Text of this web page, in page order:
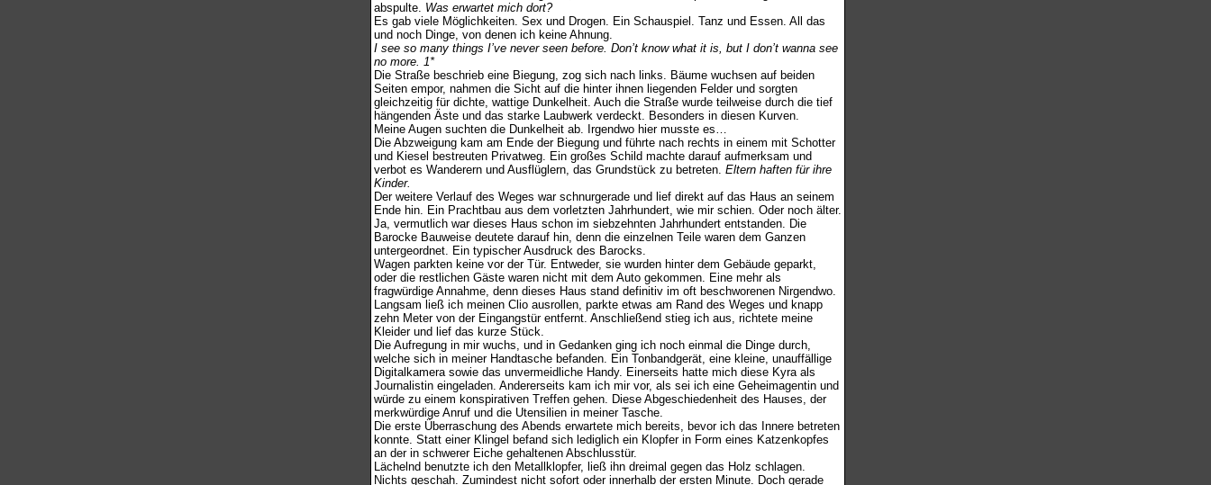
abspulte. Was erwartet mich dort?
Es gab viele Möglichkeiten. Sex und Drogen. Ein Schauspiel. Tanz und Essen. All das
und noch Dinge, von denen ich keine Ahnung.
I see so many things I’ve never seen before. Don’t know what it is, but I don’t wanna see
no more. 1*
Die Straße beschrieb eine Biegung, zog sich nach links. Bäume wuchsen auf beiden
Seiten empor, nahmen die Sicht auf die hinter ihnen liegenden Felder und sorgten
gleichzeitig für dichte, wattige Dunkelheit. Auch die Straße wurde teilweise durch die tief
hängenden Äste und das starke Laubwerk verdeckt. Besonders in diesen Kurven.
Meine Augen suchten die Dunkelheit ab. Irgendwo hier musste es…
Die Abzweigung kam am Ende der Biegung und führte nach rechts in einem mit Schotter
und Kiesel bestreuten Privatweg. Ein großes Schild machte darauf aufmerksam und
verbot es Wanderern und Ausflüglern, das Grundstück zu betreten. Eltern haften für ihre
Kinder.
Der weitere Verlauf des Weges war schnurgerade und lief direkt auf das Haus an seinem
Ende hin. Ein Prachtbau aus dem vorletzten Jahrhundert, wie mir schien. Oder noch älter.
Ja, vermutlich war dieses Haus schon im siebzehnten Jahrhundert entstanden. Die
Barocke Bauweise deutete darauf hin, denn die einzelnen Teile waren dem Ganzen
untergeordnet. Ein typischer Ausdruck des Barocks.
Wagen parkten keine vor der Tür. Entweder, sie wurden hinter dem Gebäude geparkt,
oder die restlichen Gäste waren nicht mit dem Auto gekommen. Eine mehr als
fragwürdige Annahme, denn dieses Haus stand definitiv im oft beschworenen Nirgendwo.
Langsam ließ ich meinen Clio ausrollen, parkte etwas am Rand des Weges und knapp
zehn Meter von der Eingangstür entfernt. Anschließend stieg ich aus, richtete meine
Kleider und lief das kurze Stück.
Die Aufregung in mir wuchs, und in Gedanken ging ich noch einmal die Dinge durch,
welche sich in meiner Handtasche befanden. Ein Tonbandgerät, eine kleine, unauffällige
Digitalkamera sowie das unvermeidliche Handy. Einerseits hatte mich diese Kyra als
Journalistin eingeladen. Andererseits kam ich mir vor, als sei ich eine Geheimagentin und
würde zu einem konspirativen Treffen gehen. Diese Abgeschiedenheit des Hauses, der
merkwürdige Anruf und die Utensilien in meiner Tasche.
Die erste Überraschung des Abends erwartete mich bereits, bevor ich das Innere betreten
konnte. Statt einer Klingel befand sich lediglich ein Klopfer in Form eines Katzenkopfes
an der in schwerer Eiche gehaltenen Abschlusstür.
Lächelnd benutzte ich den Metallklopfer, ließ ihn dreimal gegen das Holz schlagen.
Nichts geschah. Zumindest nicht sofort oder innerhalb der ersten Minute. Doch gerade